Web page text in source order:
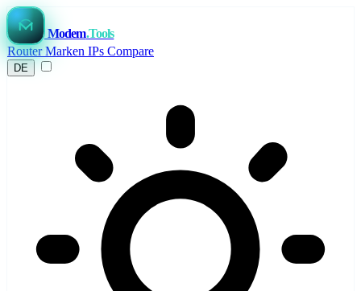
Modem.Tools
RouterMarken IPs Compare
DE